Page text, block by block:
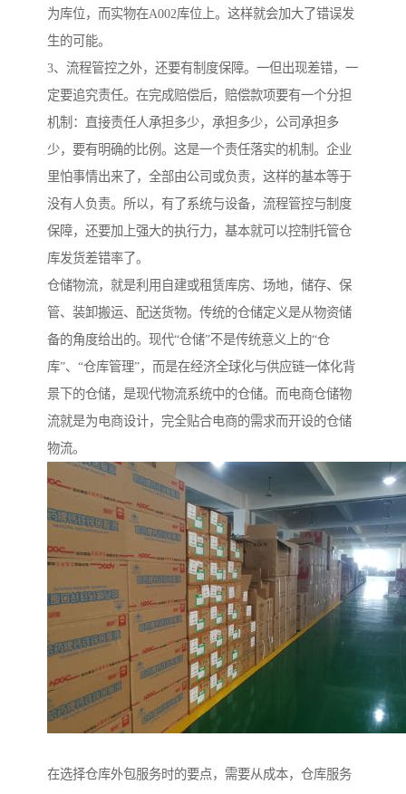
为库位，而实物在A002库位上。这样就会加大了错误发
生的可能。
3、流程管控之外，还要有制度保障。一但出现差错，一
定要追究责任。在完成赔偿后，赔偿款项要有一个分担
机制：直接责任人承担多少，承担多少，公司承担多
少，要有明确的比例。这是一个责任落实的机制。企业
里怕事情出来了，全部由公司或负责，这样的基本等于
没有人负责。所以，有了系统与设备，流程管控与制度
保障，还要加上强大的执行力，基本就可以控制托管仓
库发货差错率了。
仓储物流，就是利用自建或租赁库房、场地，储存、保
管、装卸搬运、配送货物。传统的仓储定义是从物资储
备的角度给出的。现代“仓储”不是传统意义上的“仓
库”、“仓库管理”，而是在经济全球化与供应链一体化背
景下的仓储，是现代物流系统中的仓储。而电商仓储物
流就是为电商设计，完全贴合电商的需求而开设的仓储
物流。
在选择仓库外包服务时的要点，需要从成本，仓库服务